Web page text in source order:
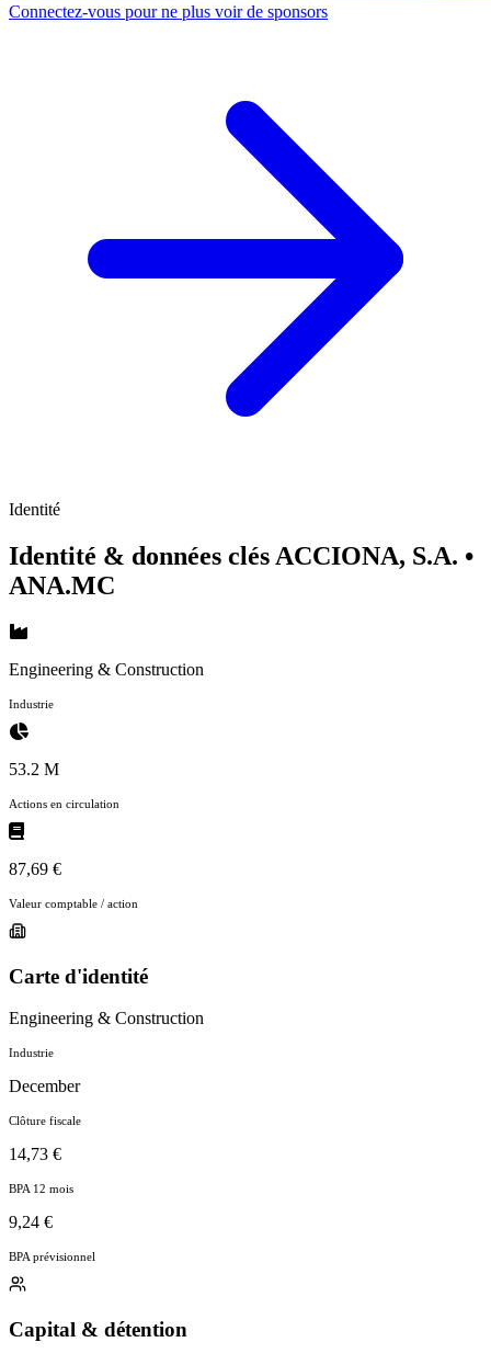
Connectez-vous pour ne plus voir de sponsors
Identité
Identité & données clés ACCIONA, S.A. •
ANA.MC
Engineering & Construction
Industrie
53.2 M
Actions en circulation
87,69 €
Valeur comptable / action
Carte d'identité
Engineering & Construction
Industrie
December
Clôture fiscale
14,73 €
BPA 12 mois
9,24 €
BPA prévisionnel
Capital & détention